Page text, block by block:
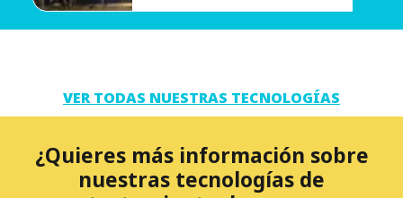
VER TODAS NUESTRAS TECNOLOGÍAS
¿Quieres más información sobre
nuestras tecnologías de